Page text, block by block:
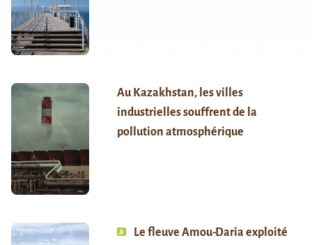
Au Kazakhstan, les villes
industrielles souffrent de la
pollution atmosphérique
Le fleuve Amou-Daria exploité